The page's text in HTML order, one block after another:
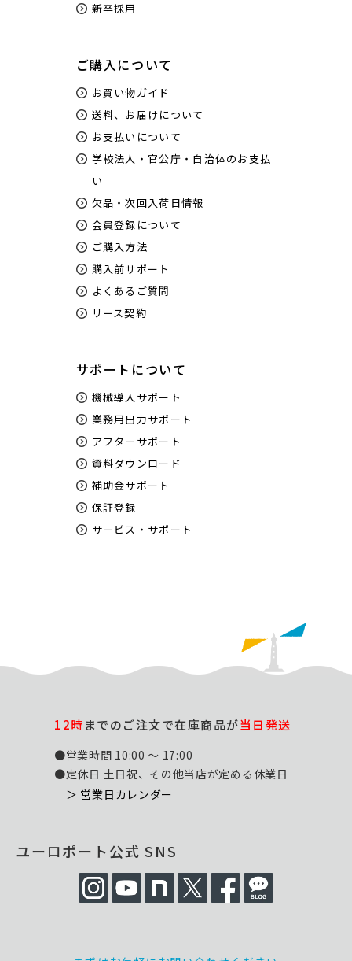
新卒採用
ご購入について
お買い物ガイド
送料、お届けについて
お支払いについて
学校法人・官公庁・自治体のお支払
い
欠品・次回入荷日情報
会員登録について
ご購入方法
購入前サポート
よくあるご質問
リース契約
サポートについて
機械導入サポート
業務用出力サポート
アフターサポート
資料ダウンロード
補助金サポート
保証登録
サービス・サポート
12時までのご注文で在庫商品が当日発送
●営業時間 10:00 ～ 17:00
●定休日 土日祝、その他当店が定める休業日
＞ 営業日カレンダー
ユーロポート公式 SNS